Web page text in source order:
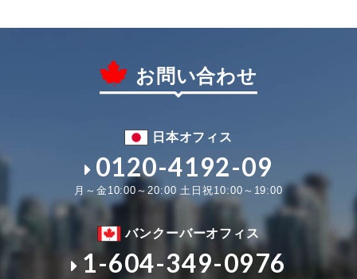
お問い合わせ
日本オフィス
0120-4192-09
月～金10:00～20:00 土日祝10:00～19:00
バンクーバーオフィス
1-604-349-0976